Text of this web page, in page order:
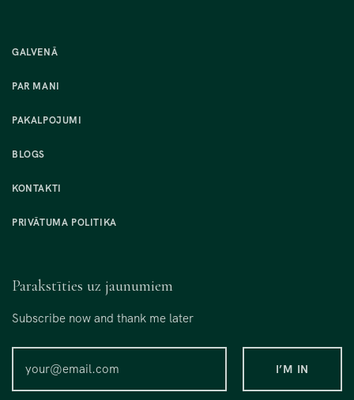
GALVENĀ
PAR MANI
PAKALPOJUMI
BLOGS
KONTAKTI
PRIVĀTUMA POLITIKA
Parakstīties uz jaunumiem
Subscribe now and thank me later